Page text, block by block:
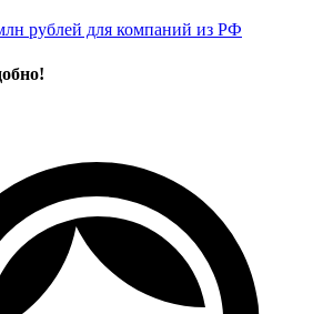
рублей для компаний из РФ